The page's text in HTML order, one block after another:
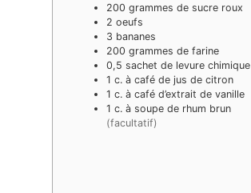
200 grammes de sucre roux
2 oeufs
3 bananes
200 grammes de farine
0,5 sachet de levure chimique
1 c. à café de jus de citron
1 c. à café d’extrait de vanille
1 c. à soupe de rhum brun
(facultatif)